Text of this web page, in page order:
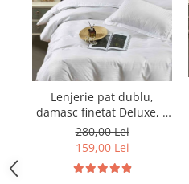
Lenjerie pat dublu,
damasc finetat Deluxe, 6
piese, cearceaf pat cu
elastic, Alb
280,00 Lei
159,00 Lei